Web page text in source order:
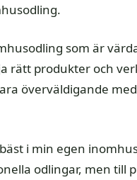
som är
rätt produkter och
överväldigande
i min egen
odlingar, men till